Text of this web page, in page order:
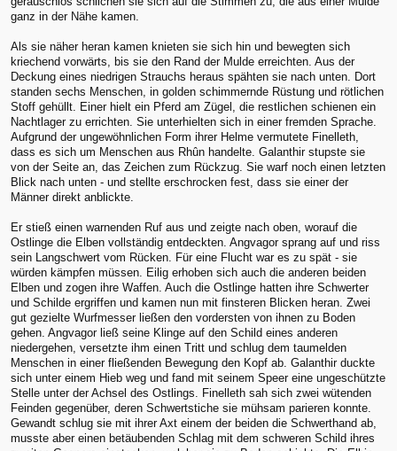
ganz in der Nähe kamen.
Als sie näher heran kamen knieten sie sich hin und bewegten sich
kriechend vorwärts, bis sie den Rand der Mulde erreichten. Aus der
Deckung eines niedrigen Strauchs heraus spähten sie nach unten. Dort
standen sechs Menschen, in golden schimmernde Rüstung und rötlichen
Stoff gehüllt. Einer hielt ein Pferd am Zügel, die restlichen schienen ein
Nachtlager zu errichten. Sie unterhielten sich in einer fremden Sprache.
Aufgrund der ungewöhnlichen Form ihrer Helme vermutete Finelleth,
dass es sich um Menschen aus Rhûn handelte. Galanthir stupste sie
von der Seite an, das Zeichen zum Rückzug. Sie warf noch einen letzten
Blick nach unten - und stellte erschrocken fest, dass sie einer der
Männer direkt anblickte.
Er stieß einen warnenden Ruf aus und zeigte nach oben, worauf die
Ostlinge die Elben vollständig entdeckten. Angvagor sprang auf und riss
sein Langschwert vom Rücken. Für eine Flucht war es zu spät - sie
würden kämpfen müssen. Eilig erhoben sich auch die anderen beiden
Elben und zogen ihre Waffen. Auch die Ostlinge hatten ihre Schwerter
und Schilde ergriffen und kamen nun mit finsteren Blicken heran. Zwei
gut gezielte Wurfmesser ließen den vordersten von ihnen zu Boden
gehen. Angvagor ließ seine Klinge auf den Schild eines anderen
niedergehen, versetzte ihm einen Tritt und schlug dem taumelden
Menschen in einer fließenden Bewegung den Kopf ab. Galanthir duckte
sich unter einem Hieb weg und fand mit seinem Speer eine ungeschützte
Stelle unter der Achsel des Ostlings. Finelleth sah sich zwei wütenden
Feinden gegenüber, deren Schwertstiche sie mühsam parieren konnte.
Gewandt schlug sie mit ihrer Axt einem der beiden die Schwerthand ab,
musste aber einen betäubenden Schlag mit dem schweren Schild ihres